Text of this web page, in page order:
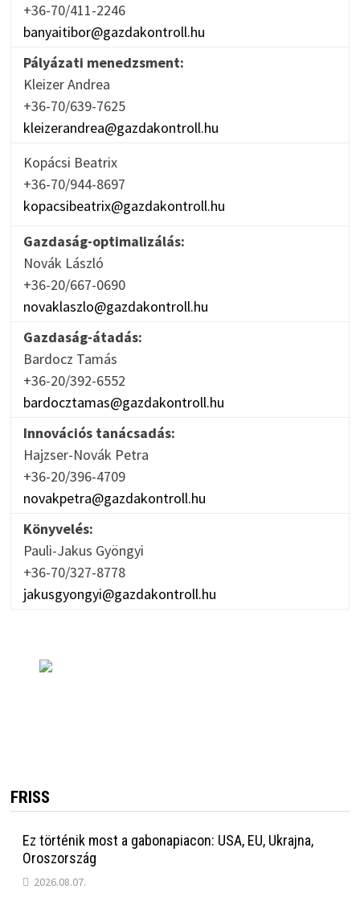
+36-70/411-2246
banyaitibor@gazdakontroll.hu
Pályázati menedzsment:
Kleizer Andrea
+36-70/639-7625
kleizerandrea@gazdakontroll.hu
Kopácsi Beatrix
+36-70/944-8697
kopacsibeatrix@gazdakontroll.hu
Gazdaság-optimalizálás:
Novák László
+36-20/667-0690
novaklaszlo@gazdakontroll.hu
Gazdaság-átadás:
Bardocz Tamás
+36-20/392-6552
bardocztamas@gazdakontroll.hu
Innovációs tanácsadás:
Hajzser-Novák Petra
+36-20/396-4709
novakpetra@gazdakontroll.hu
Könyvelés:
Pauli-Jakus Gyöngyi
+36-70/327-8778
jakusgyongyi@gazdakontroll.hu
FRISS
Ez történik most a gabonapiacon: USA, EU, Ukrajna,
Oroszország
2026.08.07.